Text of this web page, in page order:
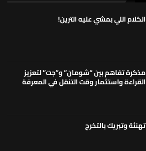
الكلام اللي بمشي عليه الترين!
مذكرة تفاهم بين “شومان” و”جت” لتعزيز
القراءة واستثمار وقت التنقل في المعرفة
تهنئة وتبريك بالتخرج